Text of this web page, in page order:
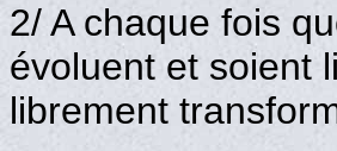
2/ A chaque fois
évoluent et soient
librement